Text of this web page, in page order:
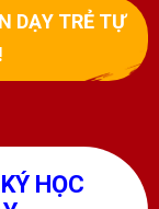
DẠY TRẺ TỰ
HỌC